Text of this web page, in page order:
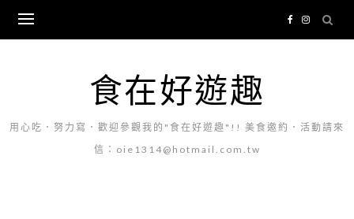
content
食在好遊趣
用心吃．努力寫．歡迎參觀我的"食在好遊趣"!! 美食邀約．活動請來
信：oie1314@hotmail.com.tw